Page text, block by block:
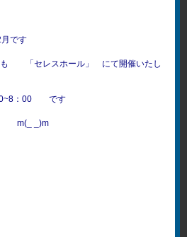
です
も 「セレスホール」 にて開催いたし
：00 です
m(_ _)m